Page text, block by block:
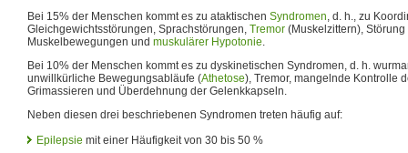
Bei 15% der Menschen kommt es zu ataktischen Syndromen, d. h., zu
Gleichgewichtsstörungen, Sprachstörungen, Tremor (Muskelzittern),
Muskelbewegungen und muskulärer Hypotonie.
Bei 10% der Menschen kommt es zu dyskinetischen Syndromen, d. h.
unwillkürliche Bewegungsabläufe (Athetose), Tremor, mangelnde Kontrolle
Grimassieren und Überdehnung der Gelenkkapseln.
Neben diesen drei beschriebenen Syndromen treten häufig auf:
Epilepsie mit einer Häufigkeit von 30 bis 50 %